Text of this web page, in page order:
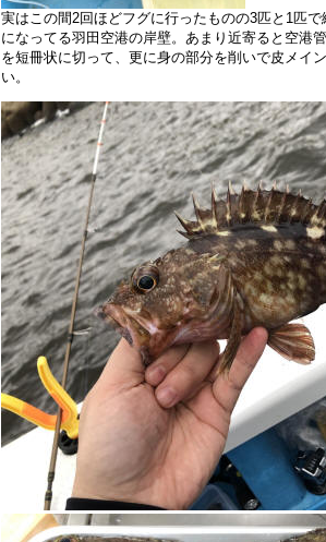
実はこの間2回ほどフグに行ったものの3匹と1匹
になってる羽田空港の岸壁。あまり近寄ると空港
を短冊状に切って、更に身の部分を削いで皮メイ
い。